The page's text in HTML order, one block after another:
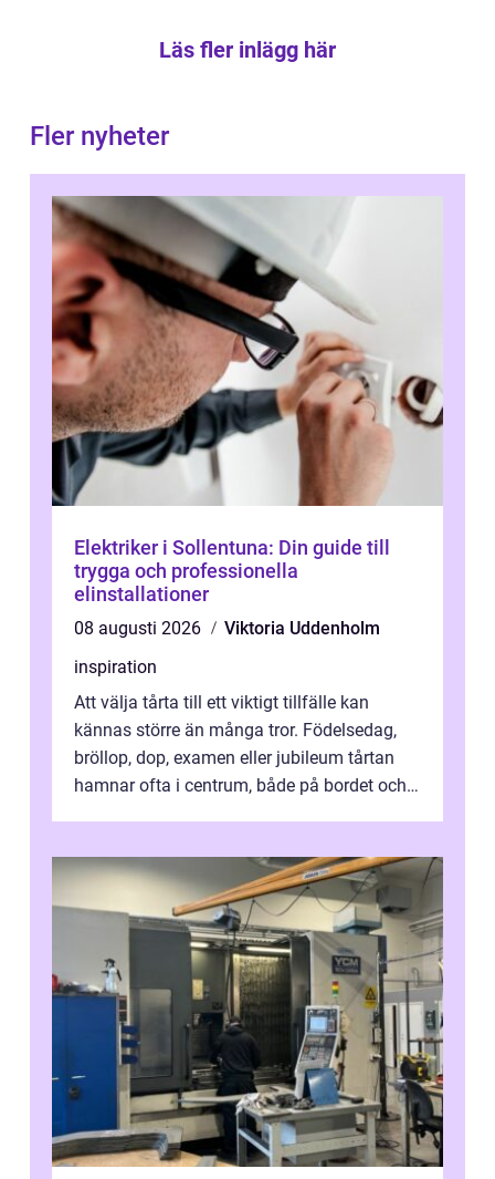
Läs fler inlägg här
Fler nyheter
Elektriker i Sollentuna: Din guide till
trygga och professionella
elinstallationer
08 augusti 2026
Viktoria Uddenholm
inspiration
Att välja tårta till ett viktigt tillfälle kan
kännas större än många tror. Födelsedag,
bröllop, dop, examen eller jubileum tårtan
hamnar ofta i centrum, både på bordet och i